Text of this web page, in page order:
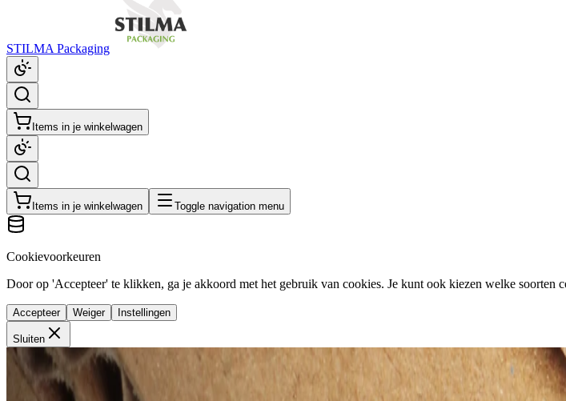
STILMA Packaging
Items in je winkelwagen
Items in je winkelwagen Toggle navigation menu
Cookievoorkeuren
Door op 'Accepteer' te klikken, ga je akkoord met het gebruik van cookies. Je kunt ook kiezen welke
Accepteer Weiger Instellingen
Sluiten